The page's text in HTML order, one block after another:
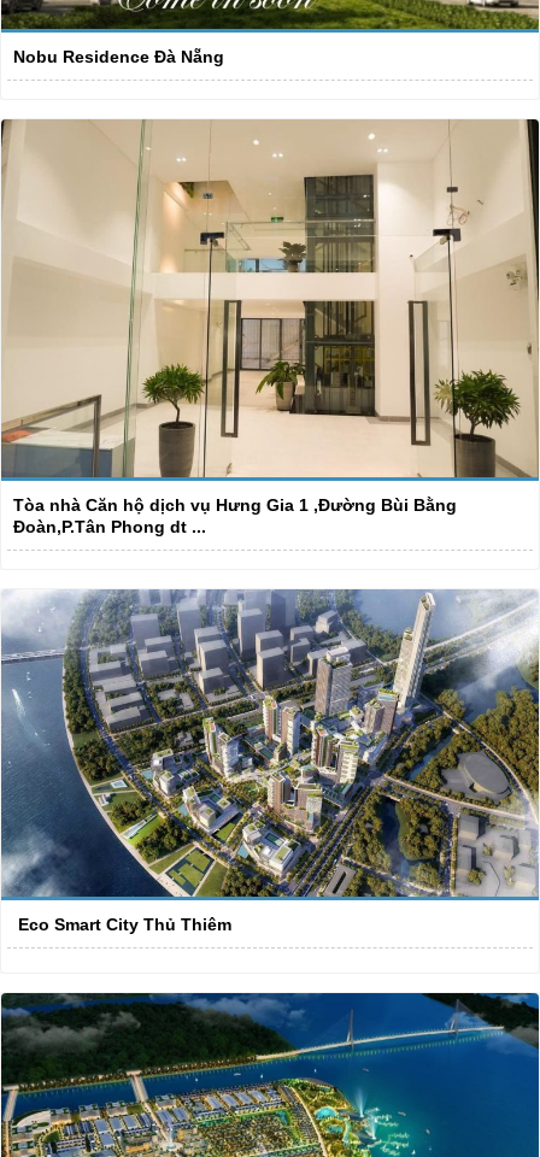
Nobu Residence Đà Nẵng
Tòa nhà Căn hộ dịch vụ Hưng Gia 1 ,Đường Bùi Bằng
Đoàn,P.Tân Phong dt ...
Eco Smart City Thủ Thiêm